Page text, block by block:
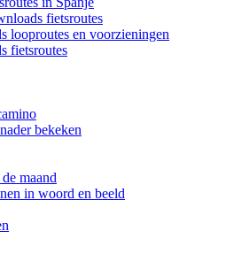
fietsroutes
looproutes en voorzieningen
fietsroutes
bekeken
maand
in woord en beeld